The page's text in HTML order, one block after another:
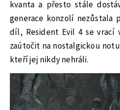
kvanta a přesto stále
generace konzolí nezůstala
díl, Resident Evil 4 se
zaútočit na nostalgickou
kteří jej nikdy nehráli.